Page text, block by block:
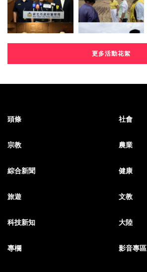
更多活動花絮
頭條 社會
宗教 農業
綜合新聞 健康
旅遊 文教
科技新知 大陸
專欄 影音專區